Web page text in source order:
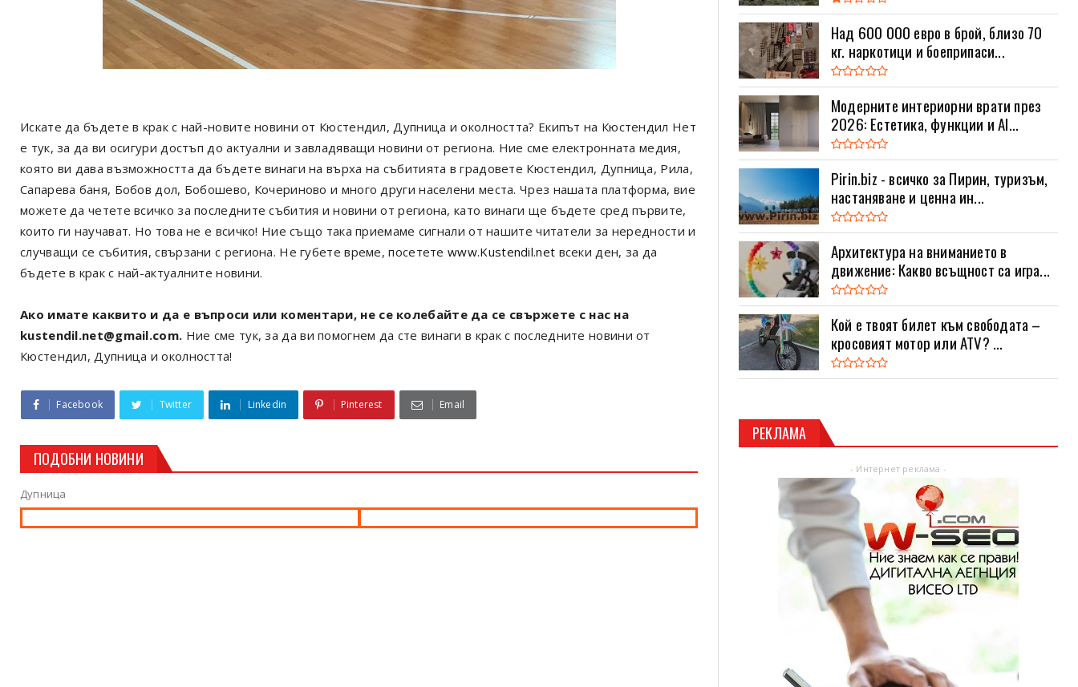
Искате да бъдете в крак с най-новите новини от Кюстендил, Дупница и околността? Екипът на Кюстендил Нет
е тук, за да ви осигури достъп до актуални и завладяващи новини от региона. Ние сме електронната медия,
която ви дава възможността да бъдете винаги на върха на събитията в градовете Кюстендил, Дупница, Рила,
Сапарева баня, Бобов дол, Бобошево, Кочериново и много други населени места. Чрез нашата платформа, вие
можете да четете всичко за последните събития и новини от региона, като винаги ще бъдете сред първите,
които ги научават. Но това не е всичко! Ние също така приемаме сигнали от нашите читатели за нередности и
случващи се събития, свързани с региона. Не губете време, посететеwww.Kustendil.net всеки ден, за да
бъдете в крак с най-актуалните новини.
Ако имате каквито и да е въпроси или коментари, не се колебайте да се свържете с нас на
kustendil.net@gmail.com. Ние сме тук, за да ви помогнем да сте винаги в крак с последните новини от
Кюстендил, Дупница и околността!
Facebook Twitter Linkedin Pinterest Email
ПОДОБНИ НОВИНИ
Дупница
Над 600 000 евро в брой, близо 70
кг. наркотици и боеприпаси...
Модерните интериорни врати през
2026: Естетика, функции и AI...
Pirin.biz - всичко за Пирин, туризъм,
настаняване и ценна ин...
Архитектура на вниманието в
движение: Какво всъщност са игра...
Кой е твоят билет към свободата –
кросовият мотор или ATV? ...
РЕКЛАМА
- Интернет реклама -